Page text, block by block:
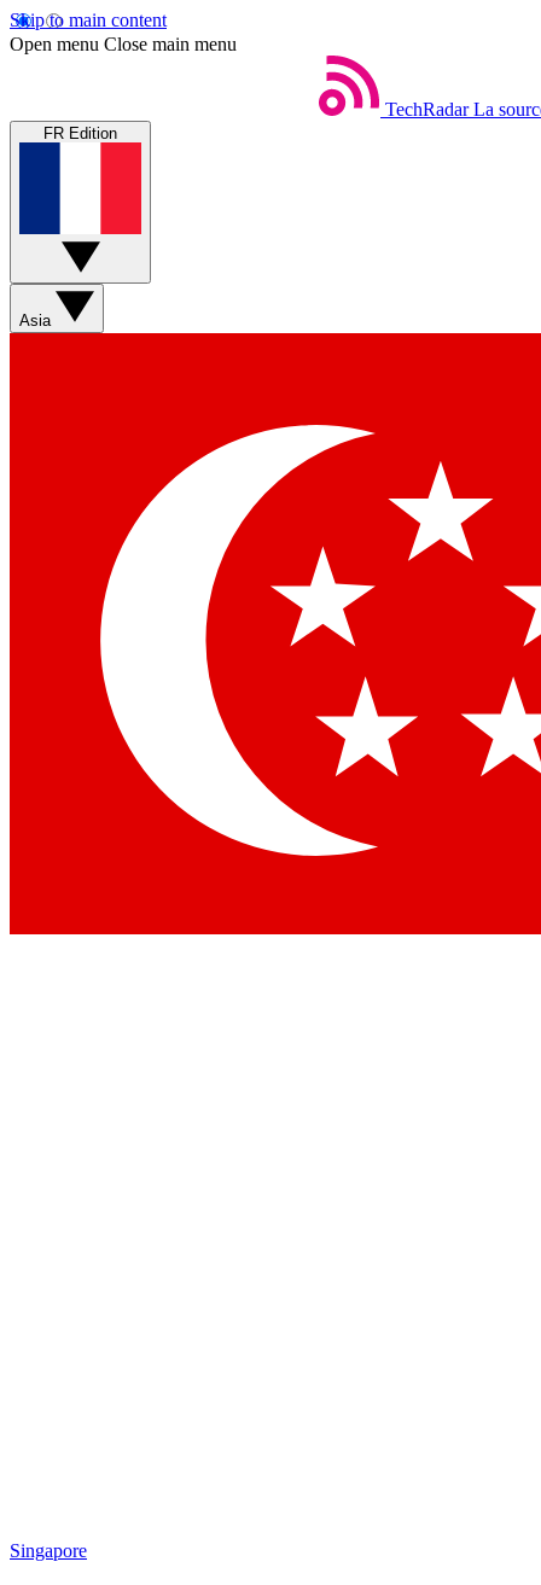
Skip to main content
Open menu Close main menu
TechRadar La
FR Edition
Asia
Singapore